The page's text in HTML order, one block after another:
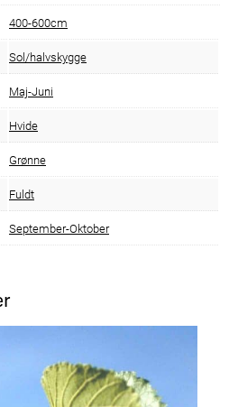
400-600cm
Sol/halvskygge
Maj-Juni
Hvide
Grønne
Fuldt
September-Oktober